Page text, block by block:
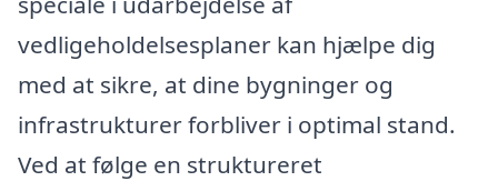
vedligeholdelsesplaner kan hjælpe dig
med at sikre, at dine bygninger og
infrastrukturer forbliver i optimal stand.
Ved at følge en struktureret